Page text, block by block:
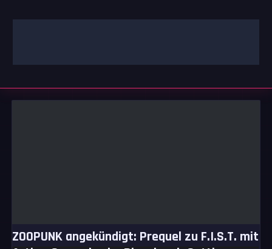
Inhalt
ZOOPUNK angekündigt: Prequel zu F.I.S.T. mit